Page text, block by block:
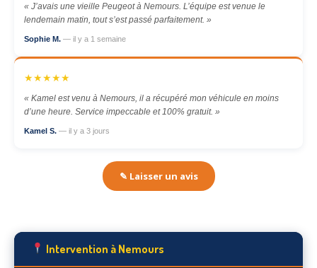
« J’avais une vieille Peugeot à Nemours. L’équipe est venue le
lendemain matin, tout s’est passé parfaitement. »
Sophie M. — il y a 1 semaine
★★★★★
« Kamel est venu à Nemours, il a récupéré mon véhicule en moins
d’une heure. Service impeccable et 100% gratuit. »
Kamel S. — il y a 3 jours
✎ Laisser un avis
Intervention à Nemours